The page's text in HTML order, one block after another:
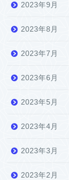
2023年9月
2023年8月
2023年7月
2023年6月
2023年5月
2023年4月
2023年3月
2023年2月